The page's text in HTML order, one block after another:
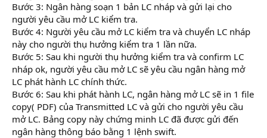
Bước 3: Ngân hàng soạn 1 bản LC nháp và gửi lại cho
người yêu cầu mở LC kiểm tra.
Bước 4: Người yêu cầu mở LC kiểm tra và chuyển LC nháp
này cho người thụ hưởng kiểm tra 1 lần nữa.
Bước 5: Sau khi người thụ hưởng kiểm tra và confirm LC
nháp ok, người yêu cầu mở LC sẽ yêu cầu ngân hàng mở
LC phát hành LC chính thức.
Bước 6: Sau khi phát hành LC, ngân hàng mở LC sẽ in 1 file
copy( PDF) của Transmitted LC và gửi cho người yêu cầu
mở LC. Bảng copy này chứng minh LC đã được gửi đến
ngân hàng thông báo bằng 1 lệnh swift.